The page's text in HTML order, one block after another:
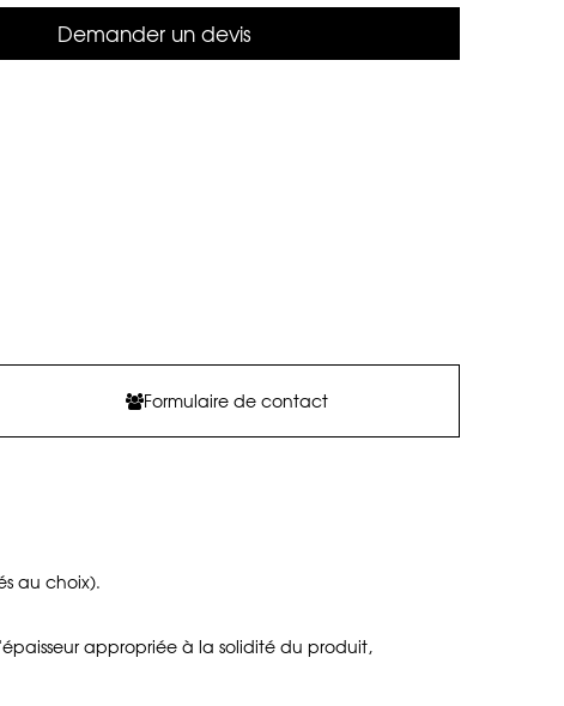
Demander un devis
Formulaire de contact
au choix).
appropriée à la solidité du produit,